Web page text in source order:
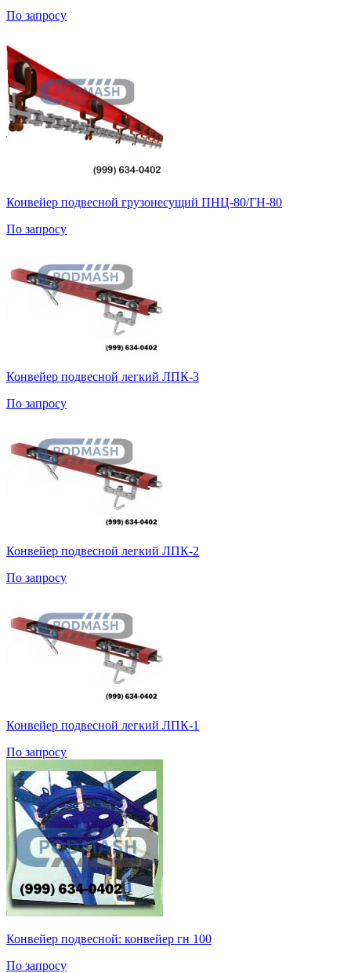
По запросу
Конвейер подвесной грузонесущий ПНЦ-80/ГН-80
По запросу
Конвейер подвесной легкий ЛПК-3
По запросу
Конвейер подвесной легкий ЛПК-2
По запросу
Конвейер подвесной легкий ЛПК-1
По запросу
Конвейер подвесной: конвейер гн 100
По запросу